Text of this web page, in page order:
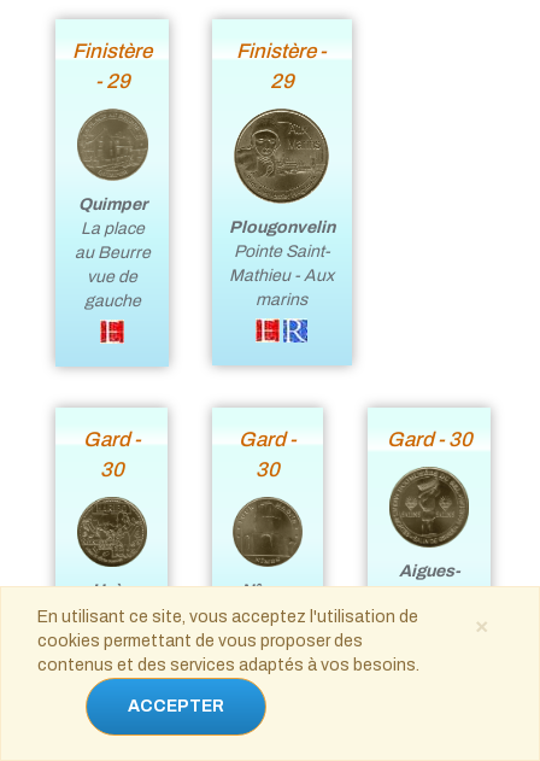
Finistère
- 29
Quimper
La place
au Beurre
vue de
gauche
Finistère -
29
Plougonvelin
Pointe Saint-
Mathieu - Aux
marins
Gard -
30
Uzès
Haribo
Ministère
de la Fête
Gard -
30
Nîmes
Tour
Magne
Gard - 30
Aigues-
Les Salins
Salins
×
En utilisant ce site, vous acceptez l'utilisation de
cookies permettant de vous proposer des
contenus et des services adaptés à vos besoins.
ACCEPTER